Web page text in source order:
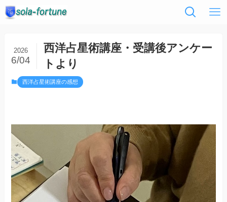
西洋占星術講座・受講後アンケー
トより
2026
6/04
西洋占星術講座の感想